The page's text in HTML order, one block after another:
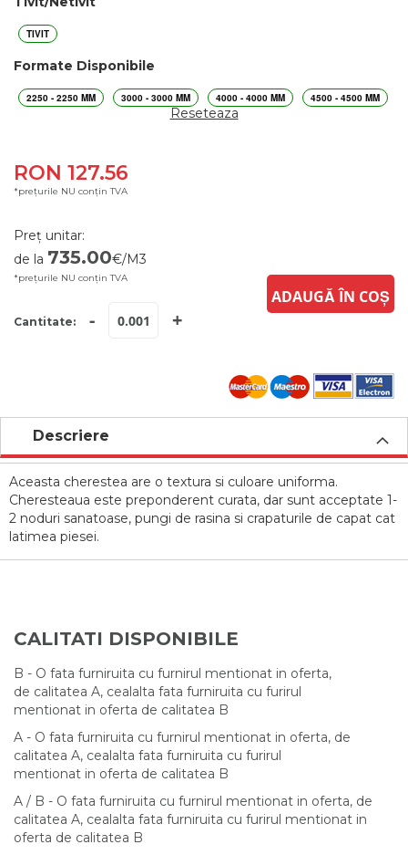
TIVIT
Formate Disponibile
2250 - 2250 MM 3000 - 3000 MM 4000 - 4000 MM 4500 - 4500 MM
RON 127.56
*prețurile NU conțin TVA
Reseteaza
Preț unitar:
de la 735.00€/M3
*prețurile NU conțin TVA
Cantitate: - +
ADAUGĂ ÎN COȘ
Descriere
Aceasta cherestea are o textura si culoare uniforma.
Cheresteaua este preponderent curata, dar sunt acceptate 1-
2 noduri sanatoase, pungi de rasina si crapaturile de capat cat
latimea piesei.
CALITATI DISPONIBILE
B - O fata furniruita cu furnirul mentionat in oferta,
de calitatea A, cealalta fata furniruita cu furirul
mentionat in oferta de calitatea B
A - O fata furniruita cu furnirul mentionat in oferta, de
calitatea A, cealalta fata furniruita cu furirul
mentionat in oferta de calitatea B
A / B - O fata furniruita cu furnirul mentionat in oferta, de
calitatea A, cealalta fata furniruita cu furirul mentionat in
oferta de calitatea B